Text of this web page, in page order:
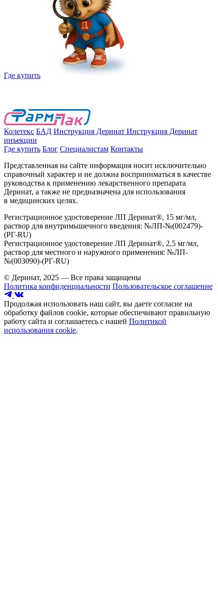
Где купить
Колетекс БАД Инструкция Деринат Инструкция Деринат
инъекции
Где купить Блог Специалистам Контакты
Представленная на сайте информация носит исключительно
справочный характер и не должна восприниматься в качестве
руководства к применению лекарственного препарата
Деринат, а также не предназначена для использования
в медицинских целях.
Регистрационное удостоверение ЛП Деринат®, 15 мг/мл,
раствор для внутримышечного введения: №ЛП-№(002479)-
(РГ-RU)
Регистрационное удостоверение ЛП Деринат®, 2,5 мг/мл,
раствор для местного и наружного применения: №ЛП-
№(003090)-(РГ-RU)
© Деринат, 2025 — Все права защищены
Политика конфиденциальности Пользовательское соглашение
Продолжая использовать наш сайт, вы даете согласие на
обработку файлов cookie, которые обеспечивают правильную
работу сайта и соглашаетесь с нашей Политикой
использования cookie.